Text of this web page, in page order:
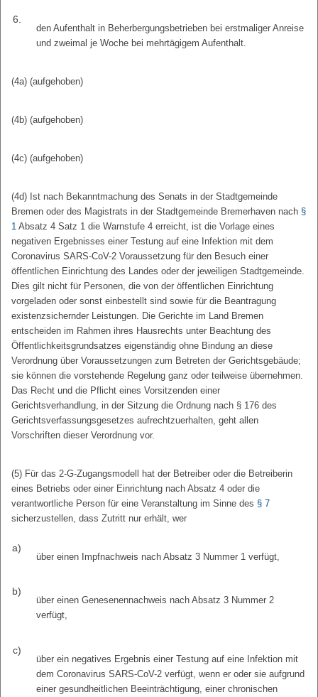
6.
den Aufenthalt in Beherbergungsbetrieben bei erstmaliger Anreise
und zweimal je Woche bei mehrtägigem Aufenthalt.
(4a) (aufgehoben)
(4b) (aufgehoben)
(4c) (aufgehoben)
(4d) Ist nach Bekanntmachung des Senats in der Stadtgemeinde
Bremen oder des Magistrats in der Stadtgemeinde Bremerhaven nach §
1 Absatz 4 Satz 1 die Warnstufe 4 erreicht, ist die Vorlage eines
negativen Ergebnisses einer Testung auf eine Infektion mit dem
Coronavirus SARS-CoV-2 Voraussetzung für den Besuch einer
öffentlichen Einrichtung des Landes oder der jeweiligen Stadtgemeinde.
Dies gilt nicht für Personen, die von der öffentlichen Einrichtung
vorgeladen oder sonst einbestellt sind sowie für die Beantragung
existenzsichernder Leistungen. Die Gerichte im Land Bremen
entscheiden im Rahmen ihres Hausrechts unter Beachtung des
Öffentlichkeitsgrundsatzes eigenständig ohne Bindung an diese
Verordnung über Voraussetzungen zum Betreten der Gerichtsgebäude;
sie können die vorstehende Regelung ganz oder teilweise übernehmen.
Das Recht und die Pflicht eines Vorsitzenden einer
Gerichtsverhandlung, in der Sitzung die Ordnung nach § 176 des
Gerichtsverfassungsgesetzes aufrechtzuerhalten, geht allen
Vorschriften dieser Verordnung vor.
(5) Für das 2-G-Zugangsmodell hat der Betreiber oder die Betreiberin
eines Betriebs oder einer Einrichtung nach Absatz 4 oder die
verantwortliche Person für eine Veranstaltung im Sinne des § 7
sicherzustellen, dass Zutritt nur erhält, wer
a)
über einen Impfnachweis nach Absatz 3 Nummer 1 verfügt,
b)
über einen Genesenennachweis nach Absatz 3 Nummer 2
verfügt,
c)
über ein negatives Ergebnis einer Testung auf eine Infektion mit
dem Coronavirus SARS-CoV-2 verfügt, wenn er oder sie aufgrund
einer gesundheitlichen Beeinträchtigung, einer chronischen